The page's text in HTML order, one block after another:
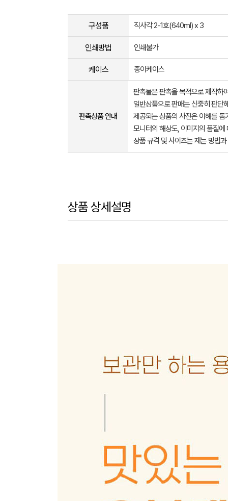
구성품 직사각 2-1호(640ml) x 3
인쇄방법 인쇄불가
케이스 종이케이스
판촉상품 안내
판촉물은 판촉을 목적으로 제작하
일반상품으로 판매는 신중히 판단
제공되는 상품의 사진은 이해를
모니터의 해상도, 이미지의 품질
상품 규격 및 사이즈는 재는 방법
상품 상세설명